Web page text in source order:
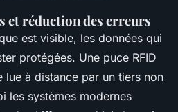
et réduction des erreurs
est visible, les données qui
protégées. Une puce RFID
lue à distance par un tiers non
les systèmes modernes